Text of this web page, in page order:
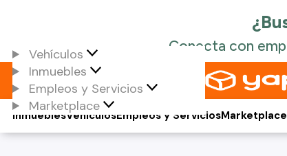
Vehículos
Inmuebles
Empleos y Servicios
Marketplace
Vehículos
Inmuebles Empleos y ServiciosMarketplace